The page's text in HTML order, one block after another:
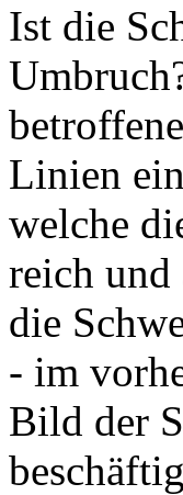
Ist die
Linien
welche
reich und
die
- im
Bild der